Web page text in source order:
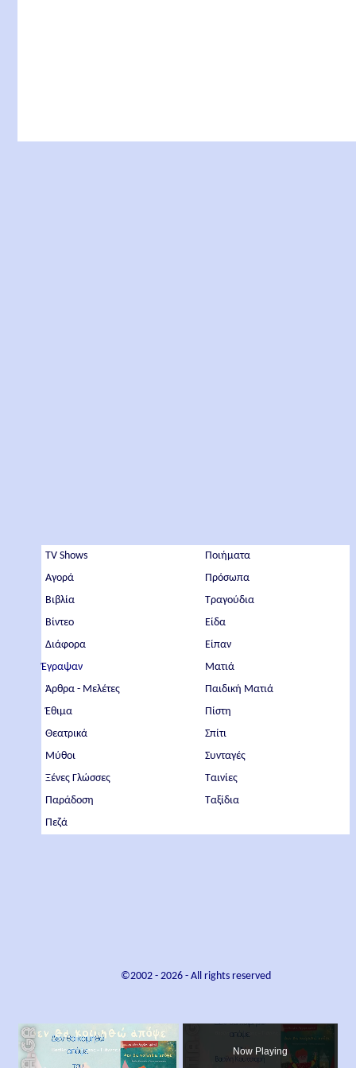
TV Shows
Αγορά
Βιβλία
Βίντεο
Διάφορα
Έγραψαν
Άρθρα - Μελέτες
Έθιμα
Θεατρικά
Μύθοι
Ξένες Γλώσσες
Παράδοση
Πεζά
Ποιήματα
Πρόσωπα
Τραγούδια
Είδα
Είπαν
Ματιά
Παιδική Ματιά
Πίστη
Σπίτι
Συνταγές
Ταινίες
Ταξίδια
©2002 - 2026- All rights reserved
Now Playing